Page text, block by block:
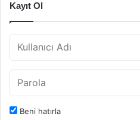
Kayıt Ol
Beni hatırla